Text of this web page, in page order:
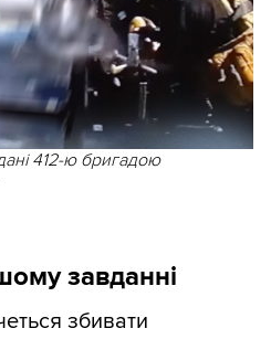
412-ю бригадою
завданні
збивати